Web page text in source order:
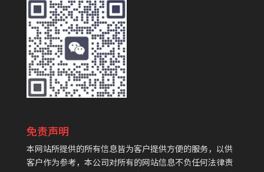
免责声明
本网站所提供的所有信息皆为客户提供方便的服务，以供
客户作为参考，本公司对所有的网站信息不负任何法律责